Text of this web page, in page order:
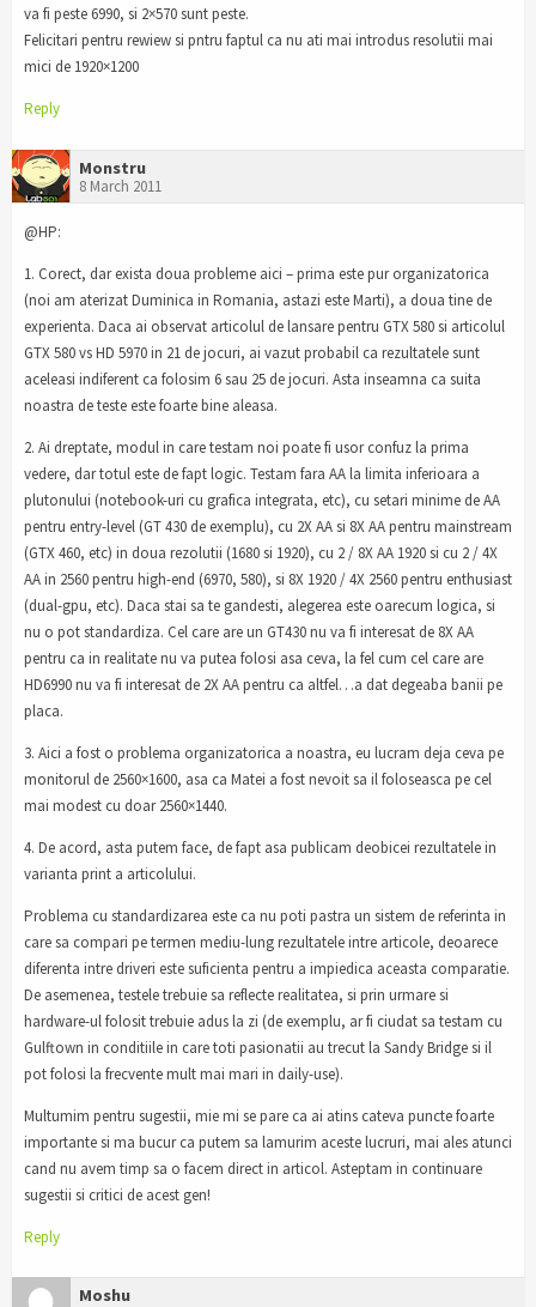
va fi peste 6990, si 2×570 sunt peste.
Felicitari pentru rewiew si pntru faptul ca nu ati mai introdus resolutii mai
mici de 1920×1200
Reply
Monstru
8 March 2011
@HP:
1. Corect, dar exista doua probleme aici – prima este pur organizatorica
(noi am aterizat Duminica in Romania, astazi este Marti), a doua tine de
experienta. Daca ai observat articolul de lansare pentru GTX 580 si articolul
GTX 580 vs HD 5970 in 21 de jocuri, ai vazut probabil ca rezultatele sunt
aceleasi indiferent ca folosim 6 sau 25 de jocuri. Asta inseamna ca suita
noastra de teste este foarte bine aleasa.
2. Ai dreptate, modul in care testam noi poate fi usor confuz la prima
vedere, dar totul este de fapt logic. Testam fara AA la limita inferioara a
plutonului (notebook-uri cu grafica integrata, etc), cu setari minime de AA
pentru entry-level (GT 430 de exemplu), cu 2X AA si 8X AA pentru mainstream
(GTX 460, etc) in doua rezolutii (1680 si 1920), cu 2 / 8X AA 1920 si cu 2 / 4X
AA in 2560 pentru high-end (6970, 580), si 8X 1920 / 4X 2560 pentru enthusiast
(dual-gpu, etc). Daca stai sa te gandesti, alegerea este oarecum logica, si
nu o pot standardiza. Cel care are un GT430 nu va fi interesat de 8X AA
pentru ca in realitate nu va putea folosi asa ceva, la fel cum cel care are
HD6990 nu va fi interesat de 2X AA pentru ca altfel…a dat degeaba banii pe
placa.
3. Aici a fost o problema organizatorica a noastra, eu lucram deja ceva pe
monitorul de 2560×1600, asa ca Matei a fost nevoit sa il foloseasca pe cel
mai modest cu doar 2560×1440.
4. De acord, asta putem face, de fapt asa publicam deobicei rezultatele in
varianta print a articolului.
Problema cu standardizarea este ca nu poti pastra un sistem de referinta in
care sa compari pe termen mediu-lung rezultatele intre articole, deoarece
diferenta intre driveri este suficienta pentru a impiedica aceasta comparatie.
De asemenea, testele trebuie sa reflecte realitatea, si prin urmare si
hardware-ul folosit trebuie adus la zi (de exemplu, ar fi ciudat sa testam cu
Gulftown in conditiile in care toti pasionatii au trecut la Sandy Bridge si il
pot folosi la frecvente mult mai mari in daily-use).
Multumim pentru sugestii, mie mi se pare ca ai atins cateva puncte foarte
importante si ma bucur ca putem sa lamurim aceste lucruri, mai ales atunci
cand nu avem timp sa o facem direct in articol. Asteptam in continuare
sugestii si critici de acest gen!
Reply
Moshu